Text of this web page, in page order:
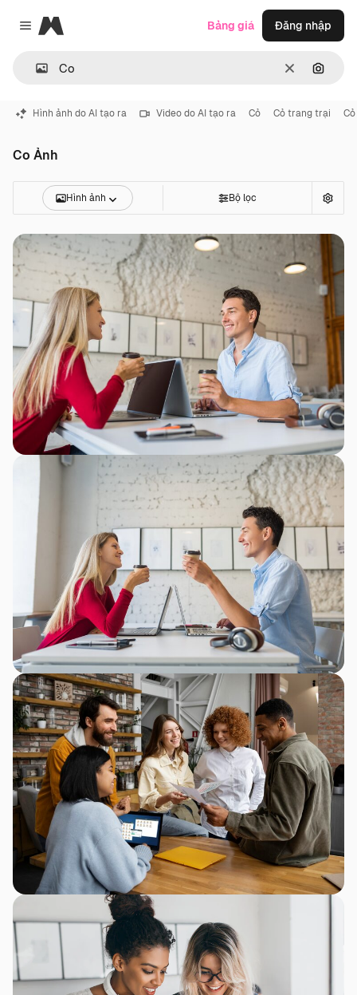
Close menu
Magnific
ThôngTìm
Bảng giá Đăng nhập
Hình ảnh do AI tạo ra Video do AI tạo ra Cỏ Cỏ trang trại
Co Ảnh
Hình ảnh Bộ lọc